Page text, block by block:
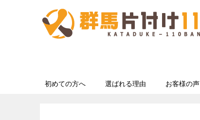
初めての方へ 選ばれる理由 お客様の声